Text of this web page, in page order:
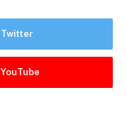
Twitter
YouTube